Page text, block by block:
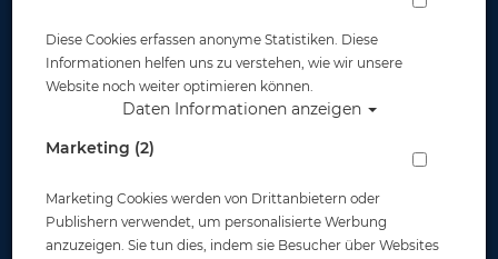
Diese Cookies erfassen anonyme Statistiken. Diese
Informationen helfen uns zu verstehen, wie wir unsere
Website noch weiter optimieren können.
Daten Informationen anzeigen
Marketing (2)
Marketing Cookies werden von Drittanbietern oder
Publishern verwendet, um personalisierte Werbung
anzuzeigen. Sie tun dies, indem sie Besucher über Websites